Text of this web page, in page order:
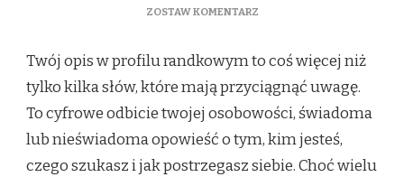
ZOSTAW KOMENTARZDO
O
TOBIE
TWÓJ
OPIS
W
PROFILU
RANDKOWYM?
Twój opis w profilu randkowym to coś więcej niż
tylko kilka słów, które mają przyciągnąć uwagę.
To cyfrowe odbicie twojej osobowości, świadoma
lub nieświadoma opowieść o tym, kim jesteś,
czego szukasz i jak postrzegasz siebie. Choć wielu